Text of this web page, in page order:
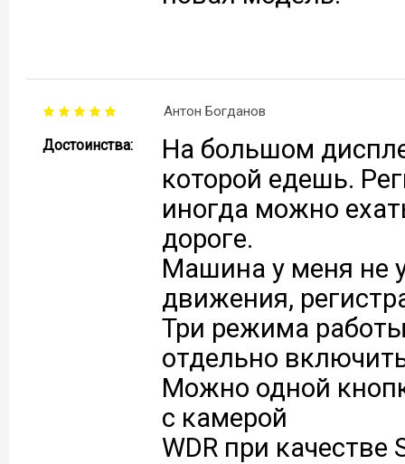
Антон Богданов
Достоинства:
На большом
которой едешь.
иногда можно
дороге.
Машина у меня не
движения,
Три режима
отдельно
Можно одной
с камерой
WDR при качестве